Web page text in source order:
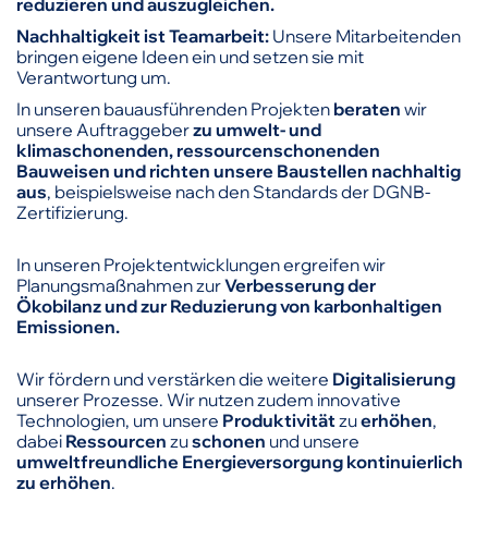
Nachhaltigkeit ist Teamarbeit: Unsere Mitarbeitenden
bringen eigene Ideen ein und setzen sie mit
Verantwortung um.
In unseren bauausführenden Projekten beraten wir
unsere Auftraggeberzu umwelt- und
klimaschonenden, ressourcenschonenden
Bauweisen und richten unsere Baustellen nachhaltig
aus, beispielsweise nach den Standards der DGNB-
Zertifizierung.
In unseren Projektentwicklungen ergreifen wir
Planungsmaßnahmen zurVerbesserung der
Ökobilanz und zur Reduzierung von karbonhaltigen
Emissionen.
Wir fördern und verstärken die weitere Digitalisierung
unserer Prozesse. Wir nutzen zudem innovative
Technologien, um unsere Produktivitätzuerhöhen,
dabei Ressourcen zuschonen und unsere
umweltfreundliche Energieversorgung kontinuierlich
zu erhöhen.